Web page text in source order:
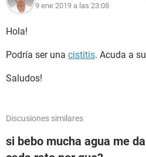
9 ene 2019 a las 23:08
Hola!
Podría ser una cistitis. Acuda a
Saludos!
Discusiones similares
si bebo mucha agua me